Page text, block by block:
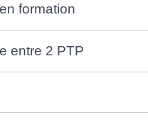
formation
entre 2 PTP